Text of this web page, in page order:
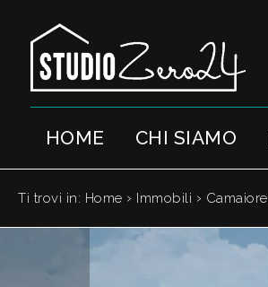
HOME CHI SIAMO
Ti trovi in: Home › Immobili › Camaiore
HOME
CHI
SIAMO
Codice
Contratto